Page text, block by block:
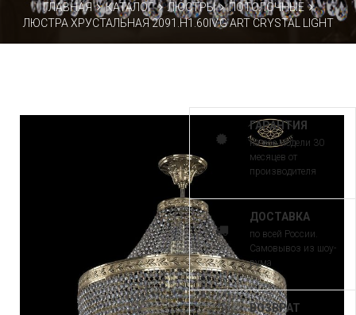
ГЛАВНАЯ КАТАЛОГ ЛЮСТРЫ
ПОТОЛОЧНЫЕ
ЛЮСТРА ХРУСТАЛЬНАЯ 2091.H1.60IV.G ART CRYSTAL LIGHT
ГАРАНТИЯ
на все модели 30
месяцев от
производителя
ДОСТАВКА
по всей России.
Самовывоз из шоу-
рума
ВОЗВРАТ